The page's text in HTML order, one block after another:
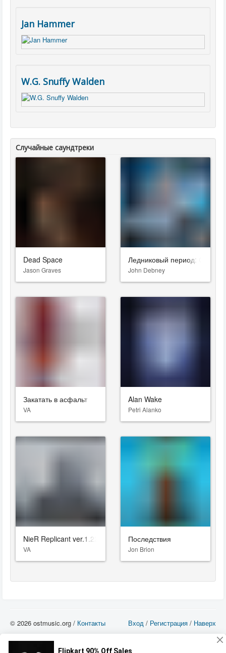
Jan Hammer
W.G. Snuffy Walden
Случайные саундтреки
Dead Space
Jason Graves
Ледниковый период:
John Debney
Закатать в асфальт
VA
Alan Wake
Petri Alanko
NieR Replicant ver.1.22474487139...
VA
Последствия
Jon Brion
Вход / Регистрация / Наверх
© 2026 ostmusic.org / Контакты